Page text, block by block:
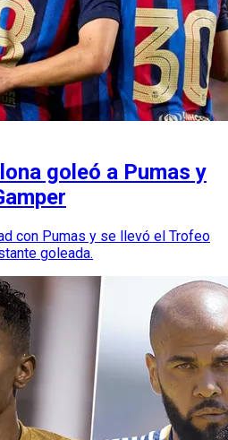
goleó a Pumas y
con Pumas y se llevó el Trofeo
goleada.